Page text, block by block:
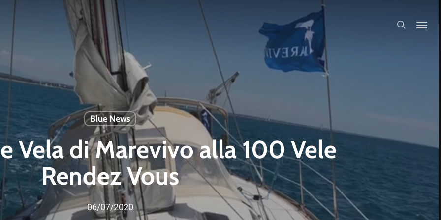
search
Blue News
Vela di Marevivo alla 100 Vele
Rendez Vous
06/07/2020